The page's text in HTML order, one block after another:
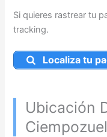
Si quieres rastrear tu
tracking.
Localiza tu
Ubicación